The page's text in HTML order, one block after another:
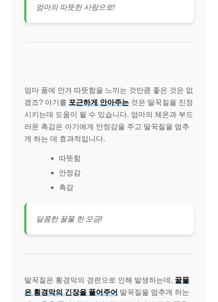
엄마의 따뜻한 사랑으로!
엄마 품에 안겨 따뜻함을 느끼는 것만큼 좋은 것은 없
겠죠? 아기를 포근하게 안아주는 것은 딸꾹질을 진정
시키는데 도움이 될 수 있습니다. 엄마의 체온과 부드
러운 촉감은 아기에게 안정감을 주고 딸꾹질을 멈추
게 하는 데 효과적입니다.
따뜻함
안정감
촉감
달콤한 꿀물 한 모금!
딸꾹질은 횡경막의 경련으로 인해 발생하는데, 꿀물
은 횡경막의 긴장을 풀어주어 딸꾹질을 멈추게 하는